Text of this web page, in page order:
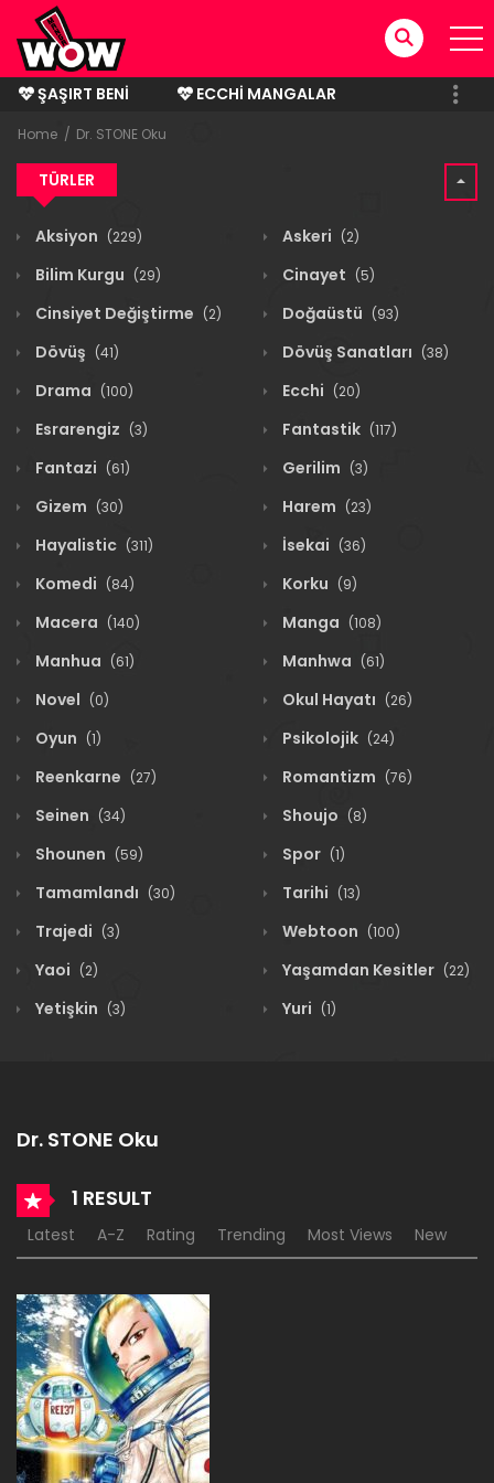
ŞAŞIRT BENI
ECCHI MANGALAR
BITMIŞ MANGALAR
Home Dr. STONE Oku
TÜRLER
Aksiyon (229) Askeri (2)
Bilim Kurgu (29) Cinayet (5)
Cinsiyet Değiştirme (2) Doğaüstü (93)
Dövüş (41) Dövüş Sanatları (38)
Drama (100) Ecchi (20)
Esrarengiz (3) Fantastik (117)
Fantazi (61) Gerilim (3)
Gizem (30) Harem (23)
Hayalistic (311) İsekai (36)
Komedi (84) Korku (9)
Macera (140) Manga (108)
Manhua (61) Manhwa (61)
Novel (0) Okul Hayatı (26)
Oyun (1) Psikolojik (24)
Reenkarne (27) Romantizm (76)
Seinen (34) Shoujo (8)
Shounen (59) Spor (1)
Tamamlandı (30) Tarihi (13)
Trajedi (3) Webtoon (100)
Yaoi (2) Yaşamdan Kesitler (22)
Yetişkin (3) Yuri (1)
Dr. STONE Oku
1 RESULT
Latest A-Z Rating Trending Most Views New